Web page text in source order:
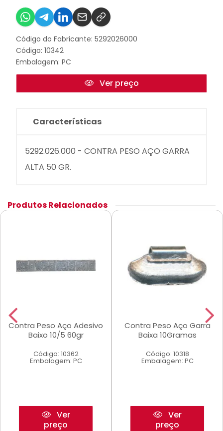
Código do Fabricante: 5292026000
Código: 10342
Embalagem: PC
Ver preço
Características
5292.026.000 - CONTRA PESO AÇO GARRA
ALTA 50 GR.
Produtos Relacionados
Contra Peso Aço Adesivo
Baixo 10/5 60gr
Código: 10362
Embalagem: PC
Ver
preço
Contra Peso Aço Garra
Baixa 10Gramas
Código: 10318
Embalagem: PC
Ver
preço